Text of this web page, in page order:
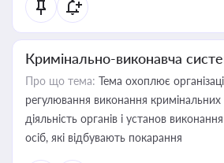
Кримінально-виконавча
Про що тема: Тема охоплює
регулювання виконання кримінальних
діяльність органів і установ
осіб, які відбувають покарання